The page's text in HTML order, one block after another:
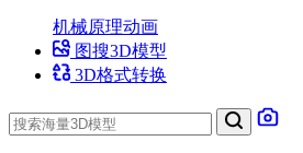
机械原理动画
图搜3D模型
3D格式转换